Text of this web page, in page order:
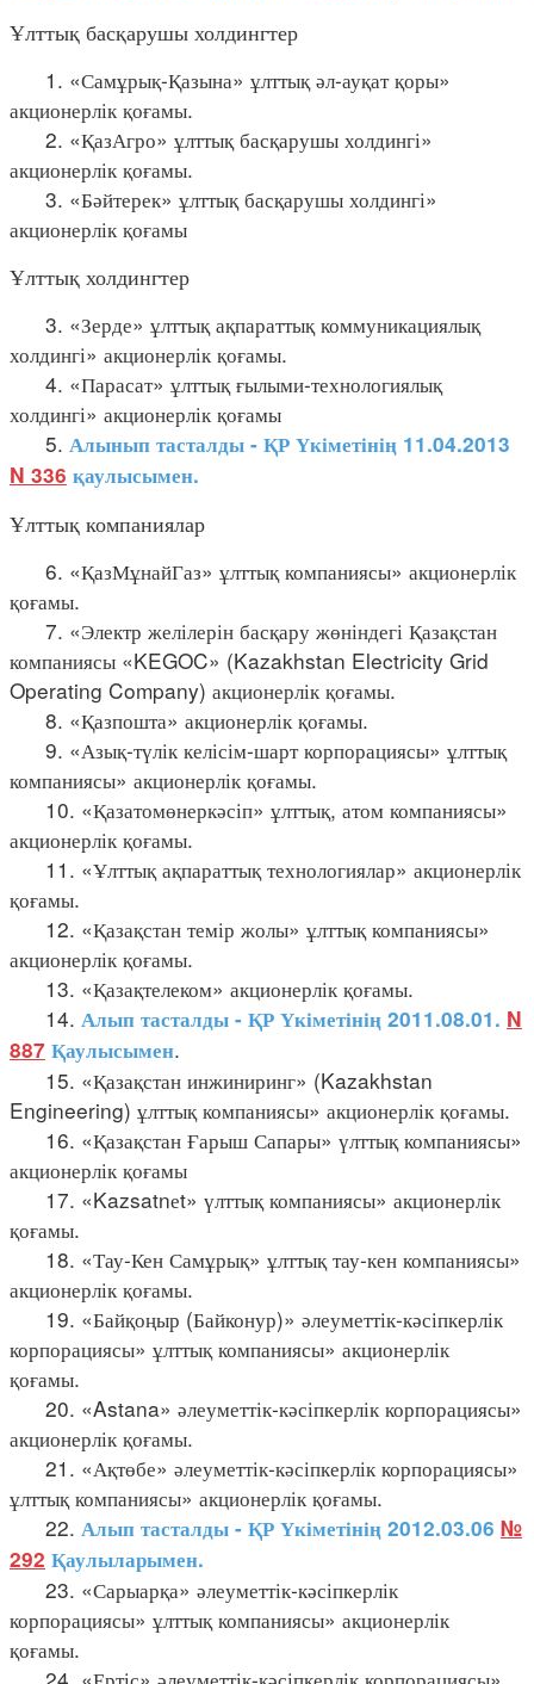
Ұлттық басқарушы холдингтер
1. «Самұрық-Қазына» ұлттық әл-ауқат қоры»
акционерлік қоғамы.
2. «ҚазАгро» ұлттық басқарушы холдингі»
акционерлік қоғамы.
3. «Бәйтерек» ұлттық басқарушы холдингі»
акционерлік қоғамы
Ұлттық холдингтер
3. «Зерде» ұлттық ақпараттық коммуникациялық
холдингі» акционерлік қоғамы.
4. «Парасат» ұлттық ғылыми-технологиялық
холдингі» акционерлік қоғамы
5. Алынып тасталды - ҚР Үкіметінің 11.04.2013
N 336 қаулысымен.
Ұлттық компаниялар
6. «ҚазМұнайГаз» ұлттық компаниясы» акционерлік
қоғамы.
7. «Электр желілерін басқару жөніндегі Қазақстан
компаниясы «KEGOC» (Kazakhstan Electricity Grid
Operating Company) акционерлік қоғамы.
8. «Қазпошта» акционерлік қоғамы.
9. «Азық-түлік келісім-шарт корпорациясы» ұлттық
компаниясы» акционерлік қоғамы.
10. «Қазатомөнеркәсіп» ұлттық, атом компаниясы»
акционерлік қоғамы.
11. «Ұлттық ақпараттық технологиялар» акционерлік
қоғамы.
12. «Қазақстан темір жолы» ұлттық компаниясы»
акционерлік қоғамы.
13. «Қазақтелеком» акционерлік қоғамы.
14. Алып тасталды - ҚР Үкіметінің 2011.08.01. N
887 Қаулысымен.
15. «Қазақстан инжиниринг» (Kazakhstan
Engineering) ұлттық компаниясы» акционерлік қоғамы.
16. «Қазақстан Ғарыш Сапары» үлттық компаниясы»
акционерлік қоғамы
17. «Kazsatnеt» үлттық компаниясы» акционерлік
қоғамы.
18. «Тау-Кен Самұрық» ұлттық тау-кен компаниясы»
акционерлік қоғамы.
19. «Байқоңыр (Байконур)» әлеуметтік-кәсіпкерлік
корпорациясы» ұлттық компаниясы» акционерлік
қоғамы.
20. «Astana» әлеуметтік-кәсіпкерлік корпорациясы»
акционерлік қоғамы.
21. «Ақтөбе» әлеуметтік-кәсіпкерлік корпорациясы»
ұлттық компаниясы» акционерлік қоғамы.
22. Алып тасталды - ҚР Үкіметінің 2012.03.06 №
292 Қаулыларымен.
23. «Сарыарқа» әлеуметтік-кәсіпкерлік
корпорациясы» ұлттық компаниясы» акционерлік
қоғамы.